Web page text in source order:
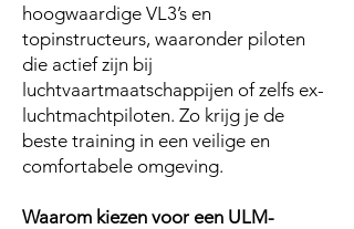
hoogwaardige VL3’s en
topinstructeurs, waaronder piloten
die actief zijn bij
luchtvaartmaatschappijen of zelfs ex-
luchtmachtpiloten. Zo krijg je de
beste training in een veilige en
comfortabele omgeving.
Waarom kiezen voor een ULM-